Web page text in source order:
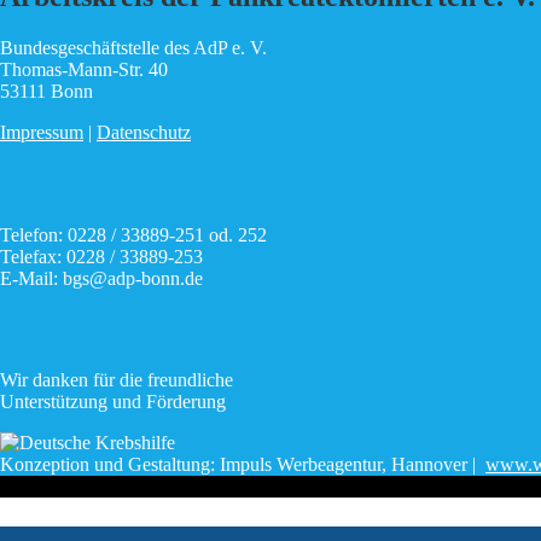
Bundesgeschäftstelle des AdP e. V.
Thomas-Mann-Str. 40
53111 Bonn
Impressum | Datenschutz
Telefon: 0228 / 33889-251 od. 252
Telefax: 0228 / 33889-253
E-Mail: bgs@adp-bonn.de
Wir danken für die freundliche
Unterstützung und Förderung
Konzeption und Gestaltung: Impuls Werbeagentur, Hannover |